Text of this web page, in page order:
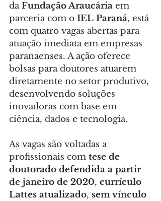
da Fundação Araucária em
parceria com o IEL Paraná, está
com quatro vagas abertas para
atuação imediata em empresas
paranaenses. A ação oferece
bolsas para doutores atuarem
diretamente no setor produtivo,
desenvolvendo soluções
inovadoras com base em
ciência, dados e tecnologia.
As vagas são voltadas a
profissionais com tese de
doutorado defendida a partir
de janeiro de 2020, currículo
Lattes atualizado, sem vínculo